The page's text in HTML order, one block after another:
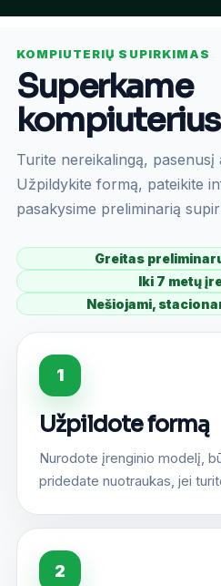
KOMPIUTERIŲ SUPIRKIMAS
Superkame
Turite nereikalingą,
Užpildykite formą, pateikite
pasakysime preliminarią
Greitas
Iki 7 metų
Nešiojami,
1
Užpildote formą
Nurodote įrenginio modelį,
pridedate nuotraukas, jei
2